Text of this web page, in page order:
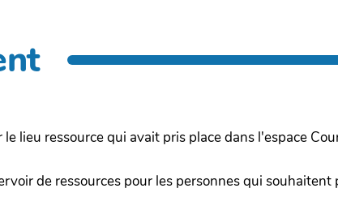
lieu ressource qui avait pris place dans l'espace
de ressources pour les personnes qui